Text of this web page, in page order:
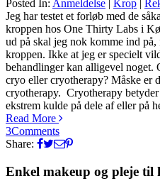
Posted In: Anmeldelse | Krop |
Silke
Jeg har testet et forløb med de
kroppen hos One Thirty Labs i
ud på skal jeg nok komme ind
kroppen. Ikke at jeg er specielt
behandlinger kan alligevel
cryo eller cryotherapy? Måske er
cryotherapy. Cryotherapy
ekstrem kulde på dele af eller på
Read More
3Comments
Share:
Enkel makeup og pleje til